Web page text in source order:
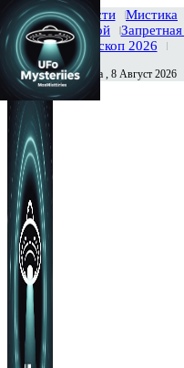
Главная Новости Мистика
Тайны вселенной
История
Гороскоп 2026
Сегодня Суббота , 8 Август 2026